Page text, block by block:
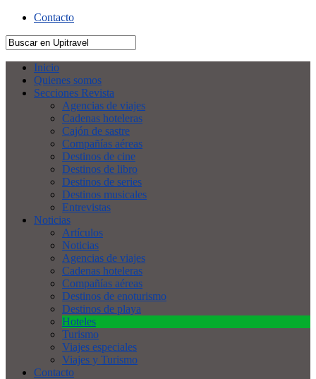
Contacto
Inicio
Quienes somos
Secciones Revista
Agencias de viajes
Cadenas hoteleras
Cajón de sastre
Compañías aéreas
Destinos de cine
Destinos de libro
Destinos de series
Destinos musicales
Entrevistas
Noticias
Artículos
Noticias
Agencias de viajes
Cadenas hoteleras
Compañías aéreas
Destinos de enoturismo
Destinos de playa
Hoteles
Turismo
Viajes especiales
Viajes y Turismo
Contacto